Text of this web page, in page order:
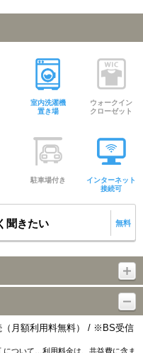
室内洗濯機
置き場
ウォークイン
クローゼット
駐車場付き
インターネット
接続可
聞きたい 無料
（月額利用料無料） / ※BS受信
について…利用料金は、共益費に含ま